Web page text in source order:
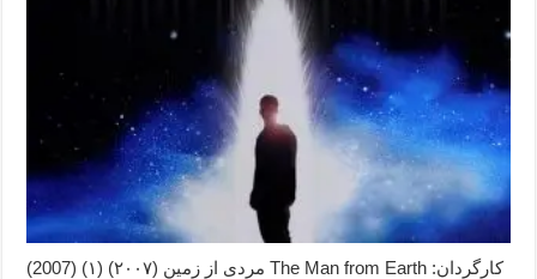
مردی از زمین (۲۰۰۷) (۱) (2007) The Man from Earth کارگردان: